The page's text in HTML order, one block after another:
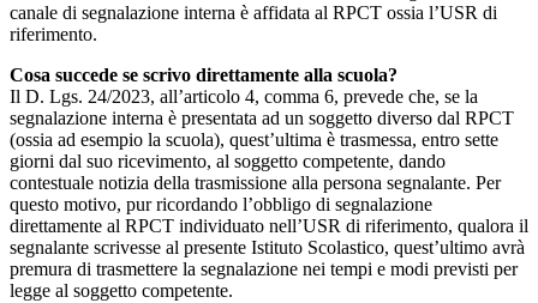
canale di segnalazione interna è affidata al RPCT ossia l’USR di
riferimento.
Cosa succede se scrivo direttamente alla scuola?
Il D. Lgs. 24/2023, all’articolo 4, comma 6, prevede che, se la
segnalazione interna è presentata ad un soggetto diverso dal RPCT
(ossia ad esempio la scuola), quest’ultima è trasmessa, entro sette
giorni dal suo ricevimento, al soggetto competente, dando
contestuale notizia della trasmissione alla persona segnalante. Per
questo motivo, pur ricordando l’obbligo di segnalazione
direttamente al RPCT individuato nell’USR di riferimento, qualora il
segnalante scrivesse al presente Istituto Scolastico, quest’ultimo avrà
premura di trasmettere la segnalazione nei tempi e modi previsti per
legge al soggetto competente.